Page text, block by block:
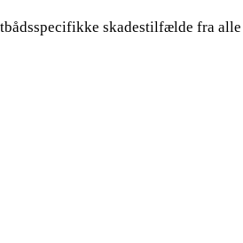
skadestilfælde fra alle